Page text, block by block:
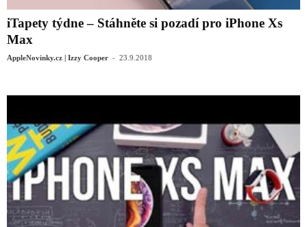
iTapety týdne – Stáhněte si pozadí pro iPhone Xs
Max
AppleNovinky.cz | Izzy Cooper - 23.9.2018